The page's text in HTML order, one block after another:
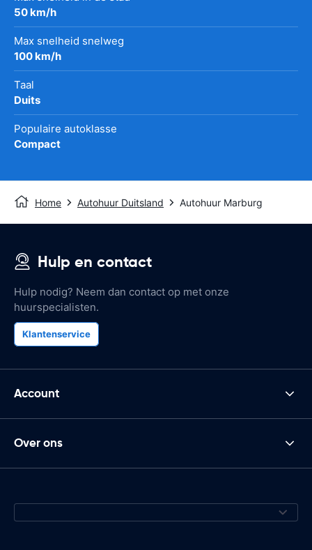
50 km/h
Max snelheid snelweg
100 km/h
Taal
Duits
Populaire autoklasse
Compact
Home Autohuur Duitsland Autohuur Marburg
Hulp en contact
Hulp nodig? Neem dan contact op met onze
huurspecialisten.
Klantenservice
Account
Over ons